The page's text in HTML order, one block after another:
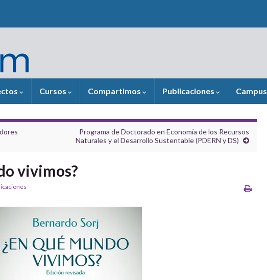
Cursos Compartimos Publicaciones Campus
Programa de Doctorado en Economía de los Recursos
Naturales y el Desarrollo Sustentable (PDERN y DS)
vivimos?